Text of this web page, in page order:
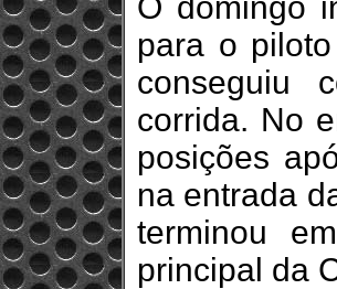
para o
conseguiu
corrida. No
posições
na entrada
terminou
principal da